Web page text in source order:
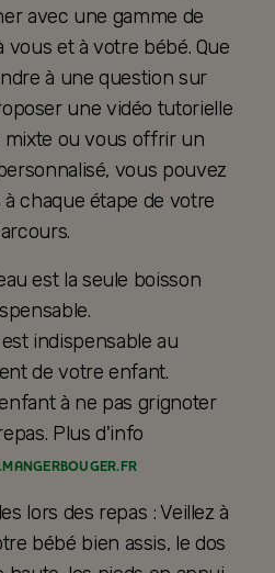
avec une gamme de
vous et à votre bébé. Que
à une question sur
une vidéo tutorielle
mixte ou vous offrir un
vous pouvez
chaque étape de votre
est la seule boisson
indispensable au
de votre enfant.
à ne pas grignoter
Plus d'info
lors des repas : Veillez à
bébé bien assis, le dos